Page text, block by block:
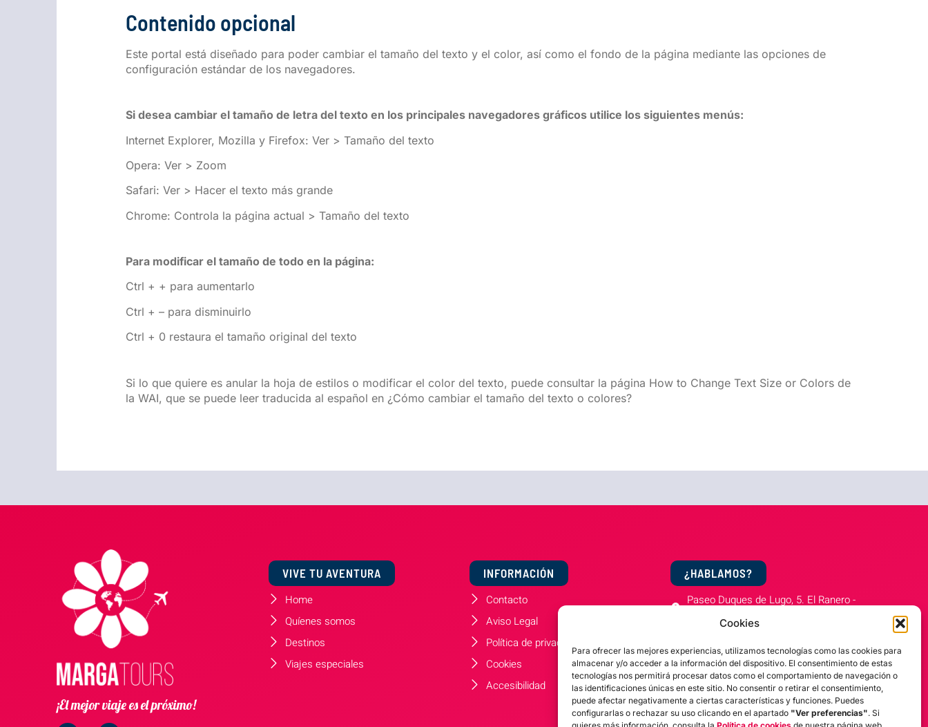
Cookies
Para ofrecer las mejores experiencias, utilizamos tecnologías como las cookies para
almacenar y/o acceder a la información del dispositivo. El consentimiento de estas
tecnologías nos permitirá procesar datos como el comportamiento de navegación o
las identificaciones únicas en este sitio. No consentir o retirar el consentimiento,
puede afectar negativamente a ciertas características y funciones. Puedes
configurarlas o rechazar su uso clicando en el apartado "Ver preferencias". Si
Contenido opcional
Este portal está diseñado para poder cambiar el tamaño del texto y el color, así como el fondo de la página mediante las opciones de
configuración estándar de los navegadores.
Si desea cambiar el tamaño de letra del texto en los principales navegadores gráficos utilice los siguientes menús:
Internet Explorer, Mozilla y Firefox: Ver > Tamaño del texto
Opera: Ver > Zoom
Safari: Ver > Hacer el texto más grande
Chrome: Controla la página actual > Tamaño del texto
Para modificar el tamaño de todo en la página:
Ctrl + + para aumentarlo
Ctrl + – para disminuirlo
Ctrl + 0 restaura el tamaño original del texto
Si lo que quiere es anular la hoja de estilos o modificar el color del texto, puede consultar la página How to Change Text Size or Colors de
la WAI, que se puede leer traducida al español en ¿Cómo cambiar el tamaño del texto o colores?
¡El mejor viaje es el próximo!
VIVE TU AVENTURA
Home
Quíenes somos
Destinos
Viajes especiales
INFORMACIÓN
Contacto
Aviso Legal
Política de privacidad
Cookies
Accesibilidad
¿HABLAMOS?
Paseo Duques de Lugo, 5. El Ranero -
676 430 651
margatoursmurcia@gmail.com